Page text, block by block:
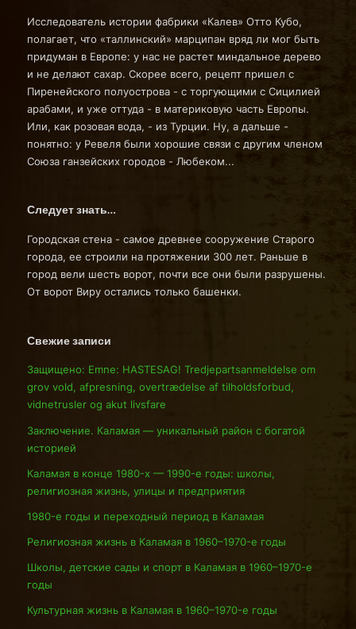
Исследователь истории фабрики «Калев» Отто Кубо,
полагает, что «таллинский» марципан вряд ли мог быть
придуман в Европе: у нас не растет миндальное дерево
и не делают сахар. Скорее всего, рецепт пришел с
Пиренейского полуострова - с торгующими с Сицилией
арабами, и уже оттуда - в материковую часть Европы.
Или, как розовая вода, - из Турции. Ну, а дальше -
понятно: у Ревеля были хорошие связи с другим членом
Союза ганзейских городов - Любеком...
Следует знать…
Городская стена - самое древнее сооружение Старого
города, ее строили на протяжении 300 лет. Раньше в
город вели шесть ворот, почти все они были разрушены.
От ворот Виру остались только башенки.
Свежие записи
Защищено: Emne: HASTESAG! Tredjepartsanmeldelse om
grov vold, afpresning, overtrædelse af tilholdsforbud,
vidnetrusler og akut livsfare
Заключение. Каламая — уникальный район с богатой
историей
Каламая в конце 1980-х — 1990-е годы: школы,
религиозная жизнь, улицы и предприятия
1980-е годы и переходный период в Каламая
Религиозная жизнь в Каламая в 1960–1970-е годы
Школы, детские сады и спорт в Каламая в 1960–1970-е
годы
Культурная жизнь в Каламая в 1960–1970-е годы